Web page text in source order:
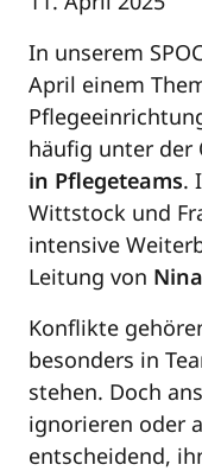
In unserem
April einem
häufig unter der
in Pflegeteams.
Wittstock und
intensive
Leitung von
Konflikte
besonders in
stehen. Doch
ignorieren oder
entscheidend,